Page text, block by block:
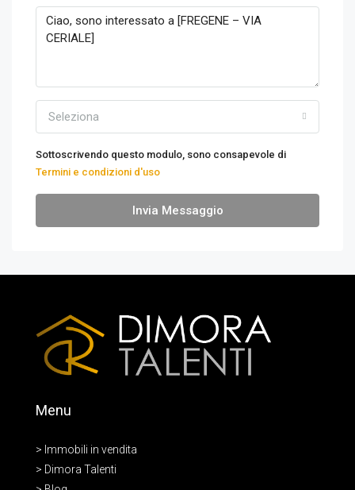
Seleziona
Sottoscrivendo questo modulo, sono consapevole di
Termini e condizioni d'uso
Invia Messaggio
Menu
> Immobili in vendita
> Dimora Talenti